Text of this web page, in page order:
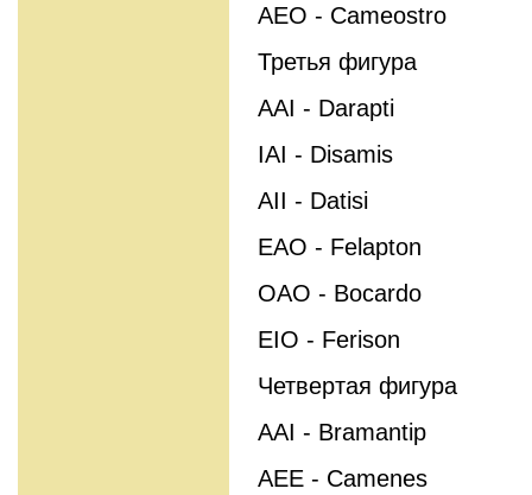
AEO - Cameostro
Третья фигура
AAI - Darapti
IAI - Disamis
AII - Datisi
EAO - Felapton
OAO - Bocardo
EIO - Ferison
Четвертая фигура
AAI - Bramantip
AEE - Camenes